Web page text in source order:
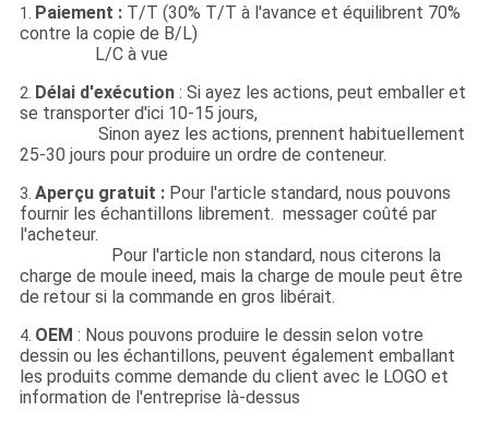
1. Paiement :T/T (30% T/T à l'avance et équilibrent 70%
contre la copie de B/L)
L/C à vue
2. Délai d'exécution: Si ayez les actions, peut emballer et
se transporter d'ici 10-15 jours,
Sinon ayez les actions, prennent habituellement
25-30 jours pour produire un ordre de conteneur.
3. Aperçu gratuit :Pour l'article standard, nous pouvons
fournir les échantillons librement. messager coûté par
l'acheteur.
Pour l'article non standard, nous citerons la
charge de moule ineed, mais la charge de moule peut être
de retour si la commande en gros libérait.
4. OEM : Nous pouvons produire le dessin selon votre
dessin ou les échantillons, peuvent également emballant
les produits comme demande du client avec le LOGO et
information de l'entreprise là-dessus